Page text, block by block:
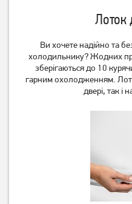
Лоток
Ви хочете надійно та
холодильнику? Жодних
зберігаються до 10
гарним охолодженням.
двері, так і